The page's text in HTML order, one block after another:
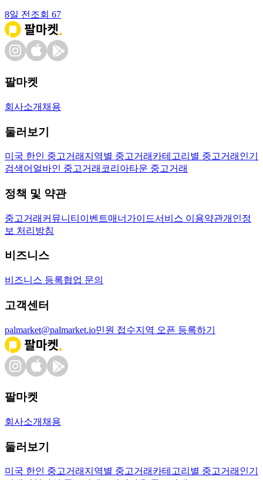
8일 전 조회 67
팔마켓
회사소개 채용
둘러보기
미국 한인 중고거래 지역별 중고거래 카테고리별 중고거래 인기
검색어 얼바인 중고거래 코리아타운 중고거래
정책 및 약관
중고거래 커뮤니티 이벤트매너가이드서비스 이용약관개인정
보 처리방침
비즈니스
비즈니스 등록협업 문의
고객센터
palmarket@palmarket.io민원 접수지역 오픈 등록하기
팔마켓
회사소개 채용
둘러보기
미국 한인 중고거래 지역별 중고거래 카테고리별 중고거래 인기